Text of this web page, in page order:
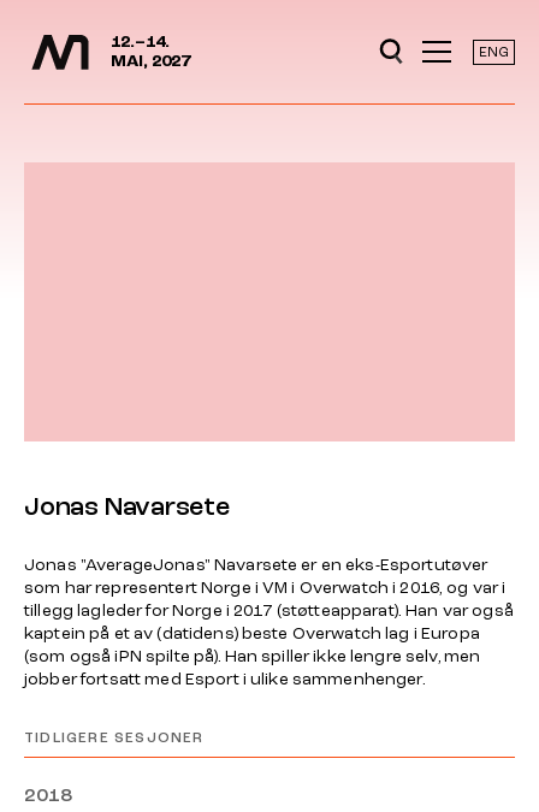
Hopp til hovedinnhold
12.–14.
MAI, 2027
ENG
Jonas Navarsete
Jonas "AverageJonas" Navarsete er en eks-Esportutøver
som har representert Norge i VM i Overwatch i 2016, og var i
tillegg lagleder for Norge i 2017 (støtteapparat). Han var også
kaptein på et av (datidens) beste Overwatch lag i Europa
(som også iPN spilte på). Han spiller ikke lengre selv, men
jobber fortsatt med Esport i ulike sammenhenger.
TIDLIGERE SESJONER
2018